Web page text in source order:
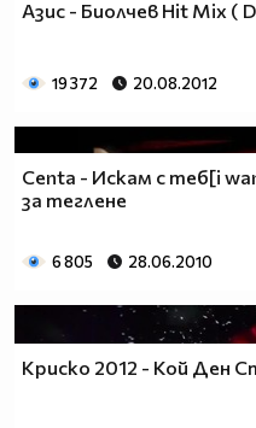
Азис - Биолчев Hit Mix (
19 372 20.08.2012
Centa - Искам с теб[i
за теглене
6 805 28.06.2010
Криско 2012 - Кой Ден